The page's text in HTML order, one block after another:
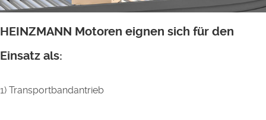
HEINZMANN Motoren eignen sich für den
Einsatz als:
1) Transportbandantrieb